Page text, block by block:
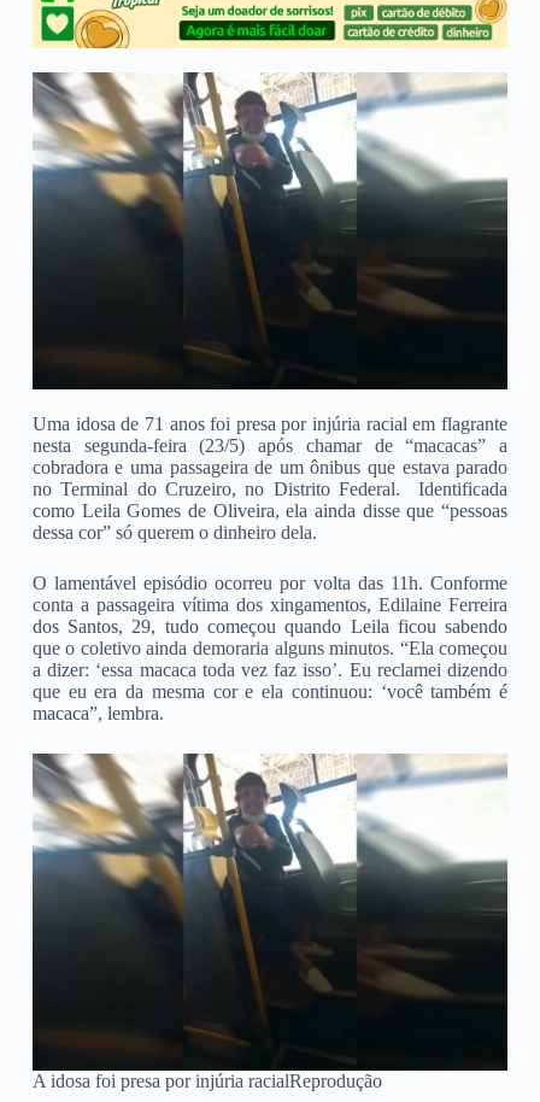
Uma idosa de 71 anos foi presa por injúria racial em flagrante
nesta segunda-feira (23/5) após chamar de “macacas” a
cobradora e uma passageira de um ônibus que estava parado
no Terminal do Cruzeiro, no Distrito Federal. Identificada
como Leila Gomes de Oliveira, ela ainda disse que “pessoas
dessa cor” só querem o dinheiro dela.
O lamentável episódio ocorreu por volta das 11h. Conforme
conta a passageira vítima dos xingamentos, Edilaine Ferreira
dos Santos, 29, tudo começou quando Leila ficou sabendo
que o coletivo ainda demoraria alguns minutos. “Ela começou
a dizer: ‘essa macaca toda vez faz isso’. Eu reclamei dizendo
que eu era da mesma cor e ela continuou: ‘você também é
macaca”, lembra.
A idosa foi presa por injúria racialReprodução